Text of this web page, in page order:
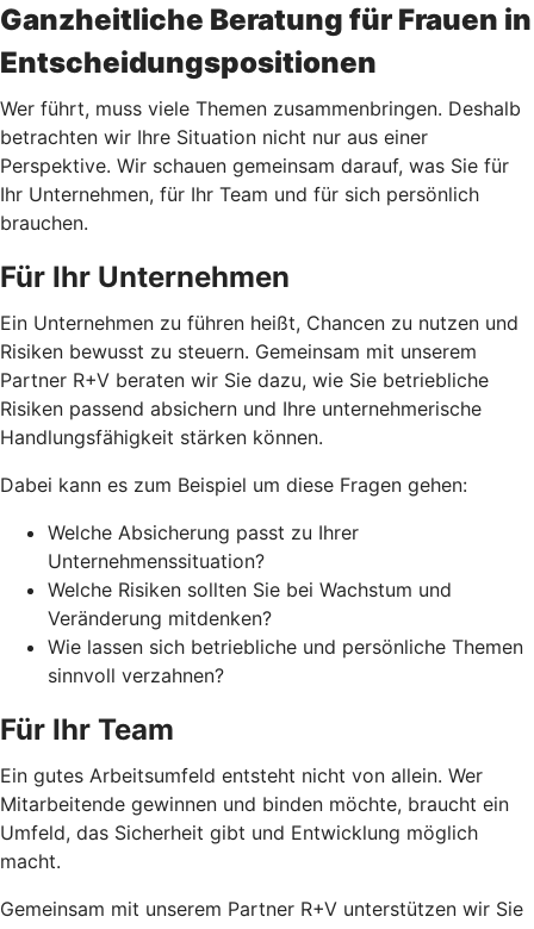
Ganzheitliche Beratung für Frauen in
Entscheidungspositionen
Wer führt, muss viele Themen zusammenbringen. Deshalb
betrachten wir Ihre Situation nicht nur aus einer
Perspektive. Wir schauen gemeinsam darauf, was Sie für
Ihr Unternehmen, für Ihr Team und für sich persönlich
brauchen.
Für Ihr Unternehmen
Ein Unternehmen zu führen heißt, Chancen zu nutzen und
Risiken bewusst zu steuern. Gemeinsam mit unserem
Partner R+V beraten wir Sie dazu, wie Sie betriebliche
Risiken passend absichern und Ihre unternehmerische
Handlungsfähigkeit stärken können.
Dabei kann es zum Beispiel um diese Fragen gehen:
Welche Absicherung passt zu Ihrer
Unternehmenssituation?
Welche Risiken sollten Sie bei Wachstum und
Veränderung mitdenken?
Wie lassen sich betriebliche und persönliche Themen
sinnvoll verzahnen?
Für Ihr Team
Ein gutes Arbeitsumfeld entsteht nicht von allein. Wer
Mitarbeitende gewinnen und binden möchte, braucht ein
Umfeld, das Sicherheit gibt und Entwicklung möglich
macht.
Gemeinsam mit unserem Partner R+V unterstützen wir Sie